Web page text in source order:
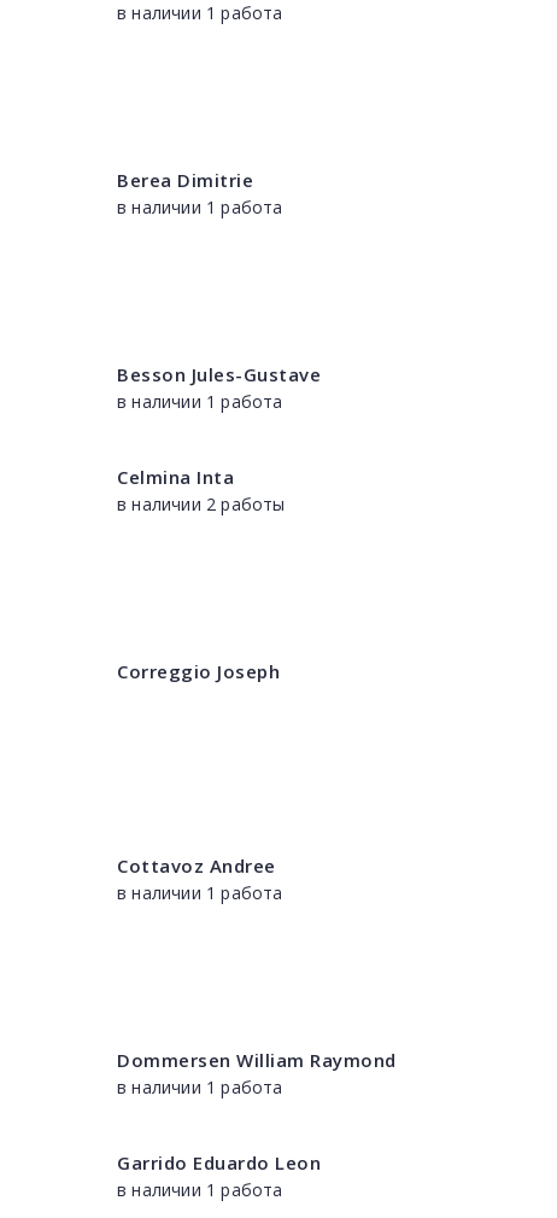
в наличии 1 работа
Berea Dimitrie
в наличии 1 работа
Besson Jules-Gustave
в наличии 1 работа
Celmina Inta
в наличии 2 работы
Correggio Joseph
Cottavoz Andree
в наличии 1 работа
Dommersen William Raymond
в наличии 1 работа
Garrido Eduardo Leon
в наличии 1 работа